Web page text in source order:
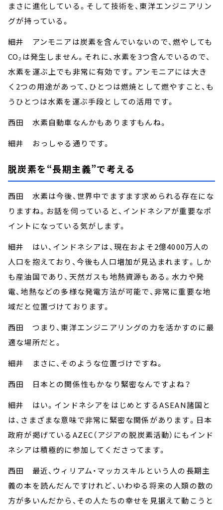
まさに進化している。そして技術を、東洋エンジニアリン
グが持っている。
細井 アンモニアは炭素を含んでいないので、燃やしても
CO₂は発生しません。それに、水素を3つ含んでいるので、
水素を運ぶ上でも非常に有効です。アンモニアには大き
く2つの用途があって、ひとつは燃焼として燃やすこと、も
うひとつは水素を運ぶ手段としての活用です。
西田 水素自動車なんかもありますもんね。
細井 おっしゃる通りです。
脱炭素を“長期主義”で考える
西田 水素は今後、世界中でますます求められる存在にな
りますね。お話を伺っていると、インドネシアが重要なポ
イントになっている気がします。
細井 はい、インドネシアは、現在およそ2億4000万人の
人口を抱えており、今後も人口増加が見込まれます。しか
も産油国であり、天然ガスも地熱資源もある。水力や発
電、地熱などの多様な発電方法が可能で、非常に重要な地
域だと位置づけております。
西田 つまり、東洋エンジニアリングの力を活かすのに最
適な場所だと。
細井 まさに、そのような位置づけですね。
西田 日本との関係性もかなり緊密なんですよね？
細井 はい。インドネシアをはじめとするASEAN諸国と
は、さまざまな意味で非常に緊密な関係があります。日本
政府が掲げているAZEC（アジアの脱炭素活動）にもインド
ネシアは積極的に参加してくださってます。
西田 最近、ウィリアム・マッカスキルという人の長期主
義の本を読んだんですけれど、いわゆる将来の人類の数の
方が多いんだから、その人たちの幸せを見据えて動こうと